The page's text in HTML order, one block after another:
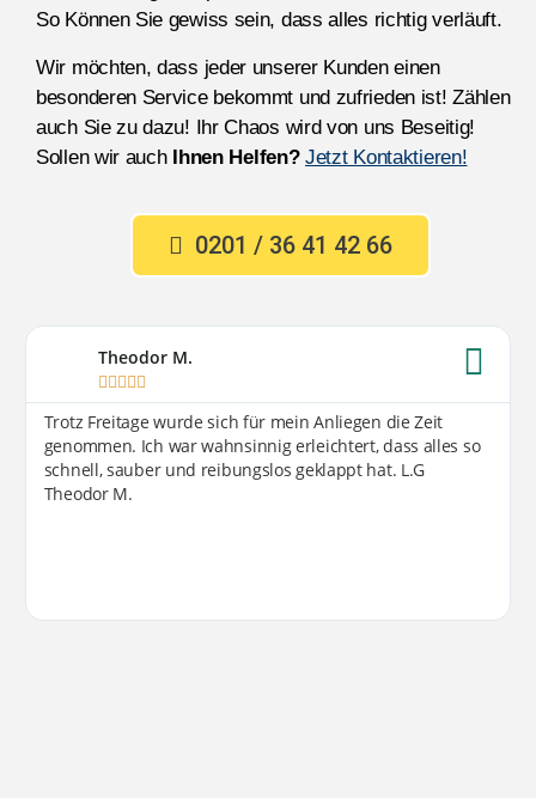
So Können Sie gewiss sein, dass alles richtig verläuft.
Wir möchten, dass jeder unserer Kunden einen
besonderen Service bekommt und zufrieden ist! Zählen
auch Sie zu dazu! Ihr Chaos wird von uns Beseitig!
Sollen wir auch Ihnen Helfen? Jetzt Kontaktieren!
0201 / 36 41 42 66
Theodor M.
    
Trotz Freitage wurde sich für mein Anliegen die Zeit
genommen. Ich war wahnsinnig erleichtert, dass alles so
schnell, sauber und reibungslos geklappt hat. L.G
Theodor M.